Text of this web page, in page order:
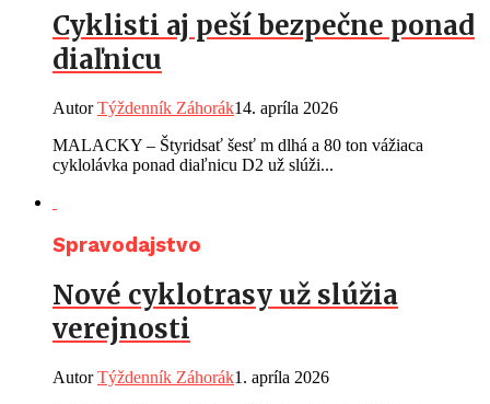
Cyklisti aj peší bezpečne ponad
diaľnicu
AutorTýždenník Záhorák14. apríla 2026
MALACKY – Štyridsať šesť m dlhá a 80 ton vážiaca
cyklolávka ponad diaľnicu D2 už slúži...
Spravodajstvo
Nové cyklotrasy už slúžia
verejnosti
AutorTýždenník Záhorák1. apríla 2026